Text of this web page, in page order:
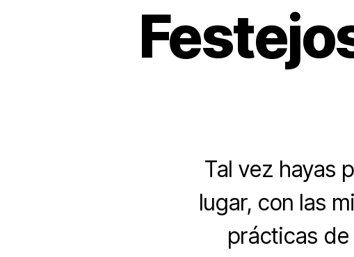
Tal vez hayas
lugar, con las
prácticas